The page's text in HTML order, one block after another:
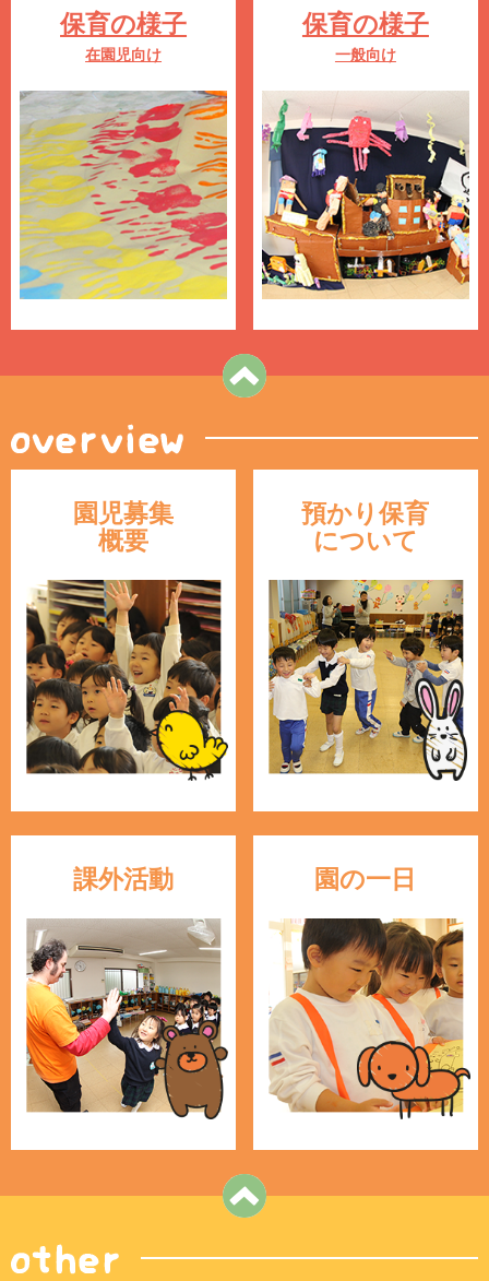
保育の様子
在園児向け
保育の様子
一般向け
園児募集
概要
預かり保育
について
課外活動 園の一日